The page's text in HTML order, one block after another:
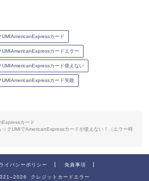
カード
カードエラー
カード使えない
カード失敗
カード
ックUMIでAmericanExpressカードが使えない！（エラー時
イバシーポリシー 免責事項
クレジットカードエラー